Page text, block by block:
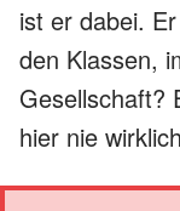
ist er dabei.
den Klassen,
Gesellschaft?
hier nie